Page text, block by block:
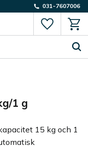
031-7607006
1 g
15 kg och 1